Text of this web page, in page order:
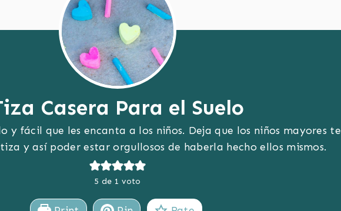
Casera Para el Suelo
y fácil que les encanta a los niños. Deja que los niños mayores te
y así poder estar orgullosos de haberla hecho ellos mismos.
5 de 1 voto